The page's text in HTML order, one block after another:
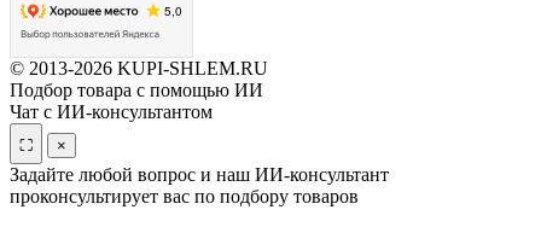
© 2013-2026 KUPI-SHLEM.RU
Подбор товара с помощью ИИ
Чат с ИИ-консультантом
⛶ ×
Задайте любой вопрос и наш ИИ-консультант
проконсультирует вас по подбору товаров